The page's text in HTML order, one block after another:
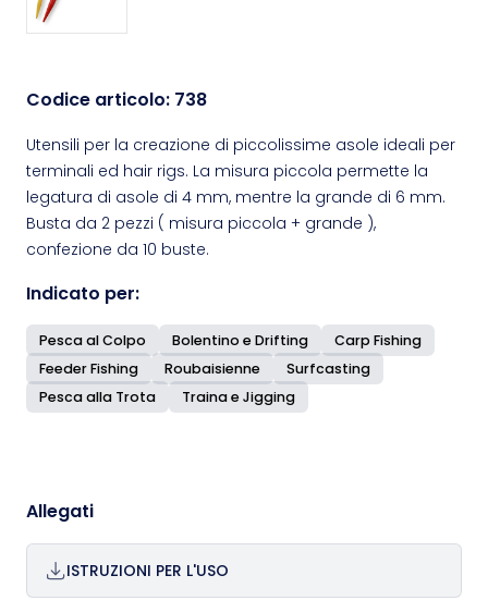
Codice articolo: 738
Utensili per la creazione di piccolissime asole ideali per
terminali ed hair rigs. La misura piccola permette la
legatura di asole di 4 mm, mentre la grande di 6 mm.
Busta da 2 pezzi ( misura piccola + grande ),
confezione da 10 buste.
Indicato per:
Pesca al Colpo Bolentino e Drifting
Carp Fishing
Feeder Fishing
Roubaisienne
Surfcasting
Pesca alla Trota
Traina e Jigging
Allegati
ISTRUZIONI PER L'USO